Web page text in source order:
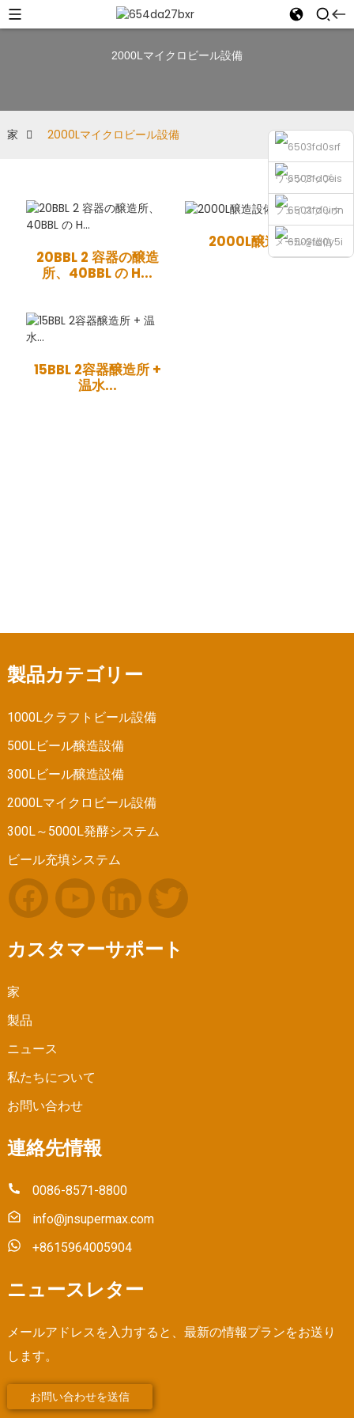
ワッツアップ
フェイスブック
メールを送信
2000Lマイクロビール設備
家 2000Lマイクロビール設備
20BBL 2 容器の醸造
所、40BBL の H...
2000L醸造設備
15BBL 2容器醸造所 +
温水...
製品カテゴリー
1000Lクラフトビール設備
500Lビール醸造設備
300Lビール醸造設備
2000Lマイクロビール設備
300L～5000L発酵システム
ビール充填システム
カスタマーサポート
家
製品
ニュース
私たちについて
お問い合わせ
連絡先情報
0086-8571-8800
info@jnsupermax.com
+8615964005904
ニュースレター
メールアドレスを入力すると、最新の情報プランをお送り
します。
お問い合わせを送信